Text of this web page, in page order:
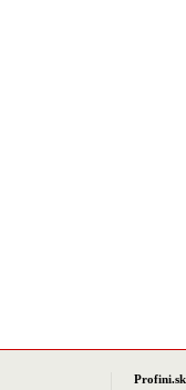
Profini.sk